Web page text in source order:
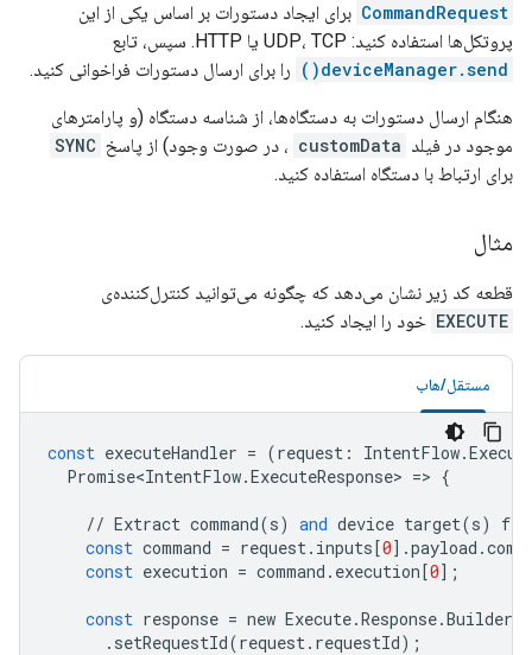
CommandRequest برای ایجاد دستورات بر اساس یکی از این
پروتکل‌ها استفاده کنید: UDP، TCP یا HTTP. سپس، تابع
deviceManager.send()
را برای ارسال دستورات فراخوانی کنید.
هنگام ارسال دستورات به دستگاه‌ها، از شناسه دستگاه (و پارامترهای
موجود در فیلد customData ، در صورت وجود) از پاسخ SYNC
برای ارتباط با دستگاه استفاده کنید.
مثال
قطعه کد زیر نشان می‌دهد که چگونه می‌توانید کنترل‌کننده‌ی
EXECUTE خود را ایجاد کنید.
مستقل/هاب
const executeHandler = (request : IntentFlow.
Promise<IntentFlow.ExecuteResponse> => {
// Extract command(s) and device target(s)
const command = request. inputs[0] .payload .
const execution = command . execution[0];
const response = new Execute.Response.Builder
. setRequestId(request. requestId);